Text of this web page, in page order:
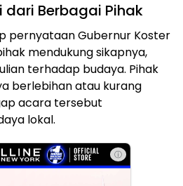
dari Berbagai Pihak
pernyataan Gubernur Koster
mendukung sikapnya,
terhadap budaya. Pihak
berlebihan atau kurang
acara tersebut
lokal.
ⓘ